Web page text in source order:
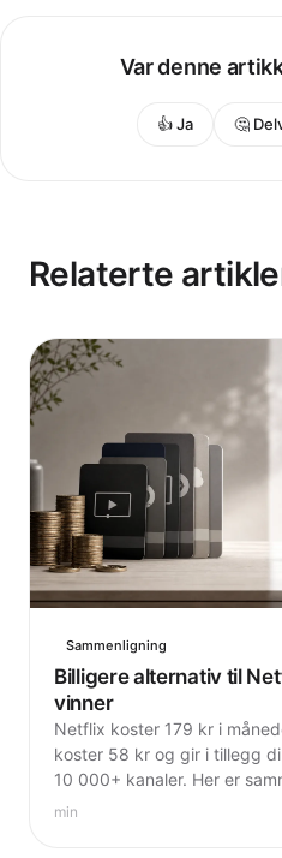
Var denne
👍 Ja 🤔
Relaterte
Sammenligning
Billigere alternativ til
vinner
Netflix koster 179 kr i
koster 58 kr og gir i tillegg
10 000+ kanaler. Her er
min